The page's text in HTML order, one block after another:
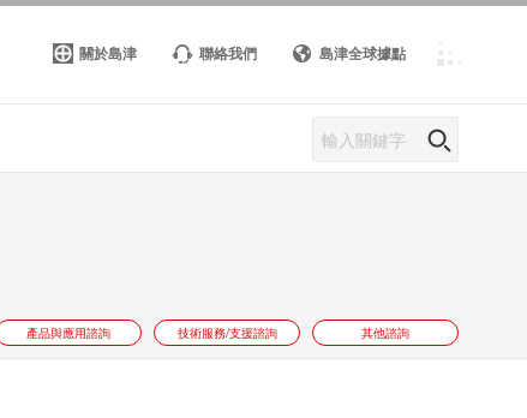
關於島津 聯絡我們 島津全球據點
產品與應用諮詢 技術服務/支援諮詢 其他諮詢